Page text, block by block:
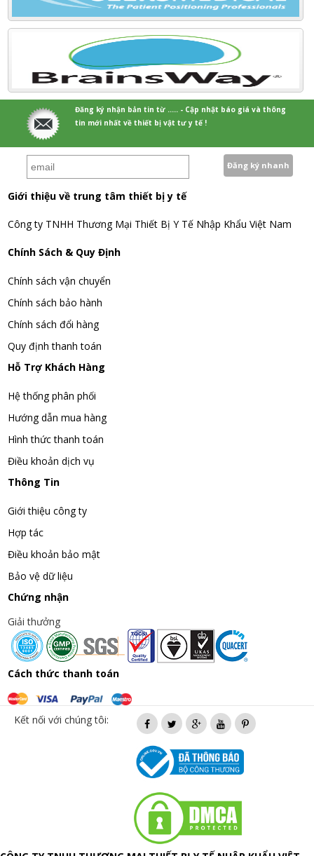
Đăng ký nhận bản tin từ ..... - Cập nhật báo giá và thông
tin mới nhất về thiết bị vật tư y tế !
Giới thiệu về trung tâm thiết bị y tế
Công ty TNHH Thương Mại Thiết Bị Y Tế Nhập Khẩu Việt Nam
Chính Sách & Quy Định
Chính sách vận chuyển
Chính sách bảo hành
Chính sách đổi hàng
Quy định thanh toán
Hỗ Trợ Khách Hàng
Hệ thống phân phối
Hướng dẫn mua hàng
Hình thức thanh toán
Điều khoản dịch vụ
Thông Tin
Giới thiệu công ty
Hợp tác
Điều khoản bảo mật
Bảo vệ dữ liệu
Chứng nhận
Giải thưởng
Cách thức thanh toán
Kết nối với chúng tôi: